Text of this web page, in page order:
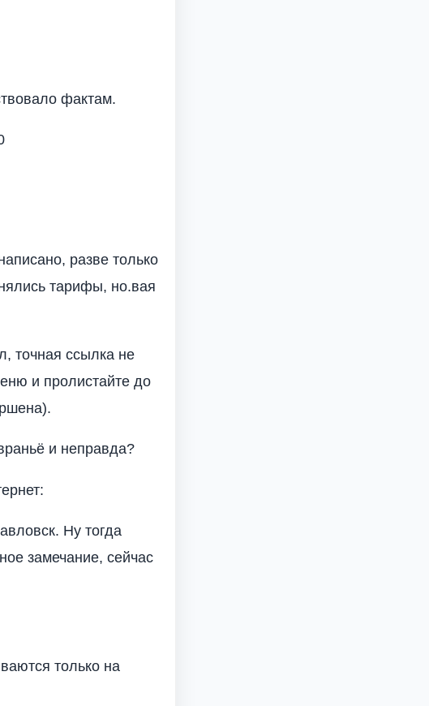
фактам.
разве только
тарифы, но.вая
точная ссылка не
и пролистайте до
и неправда?
Ну тогда
замечание, сейчас
только на